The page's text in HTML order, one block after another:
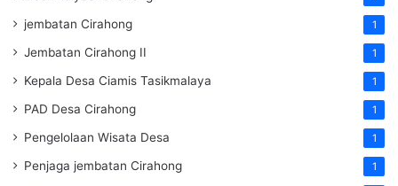
jembatan Cirahong 1
Jembatan Cirahong II 1
Kepala Desa Ciamis Tasikmalaya 1
PAD Desa Cirahong 1
Pengelolaan Wisata Desa 1
Penjaga jembatan Cirahong 1